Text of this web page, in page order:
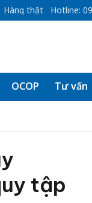
Hàng thật Hotline:
OCOP Tư vấn
tập